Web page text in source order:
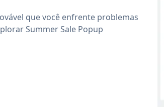
que você enfrente problemas
Summer Sale Popup